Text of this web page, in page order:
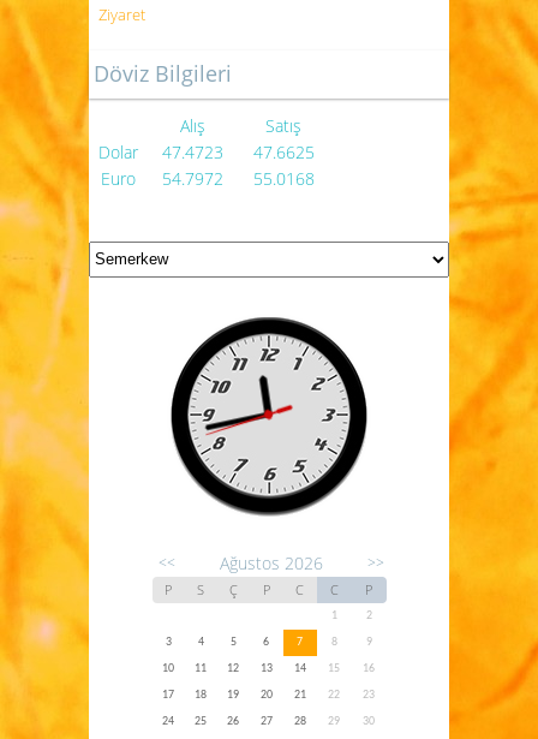
Ziyaret
Döviz Bilgileri
Alış
Satış
Dolar
47.4723
47.6625
Euro
54.7972 55.0168
<< Ağustos 2026 >>
P S Ç P C C P
1
2
3
4 5 6 7 8
9
10
11 12 13 14 15
16
17
18 19 20 21 22
23
24
25 26 27 28 29
30